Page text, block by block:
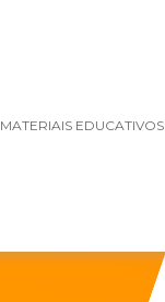
MATERIAIS EDUCATIVOS